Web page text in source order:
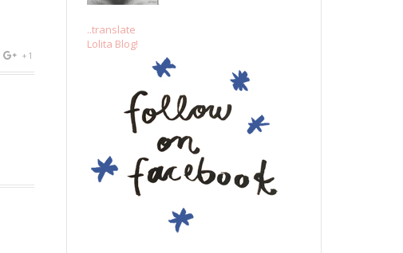
+1
..translate
Lolita Blog!